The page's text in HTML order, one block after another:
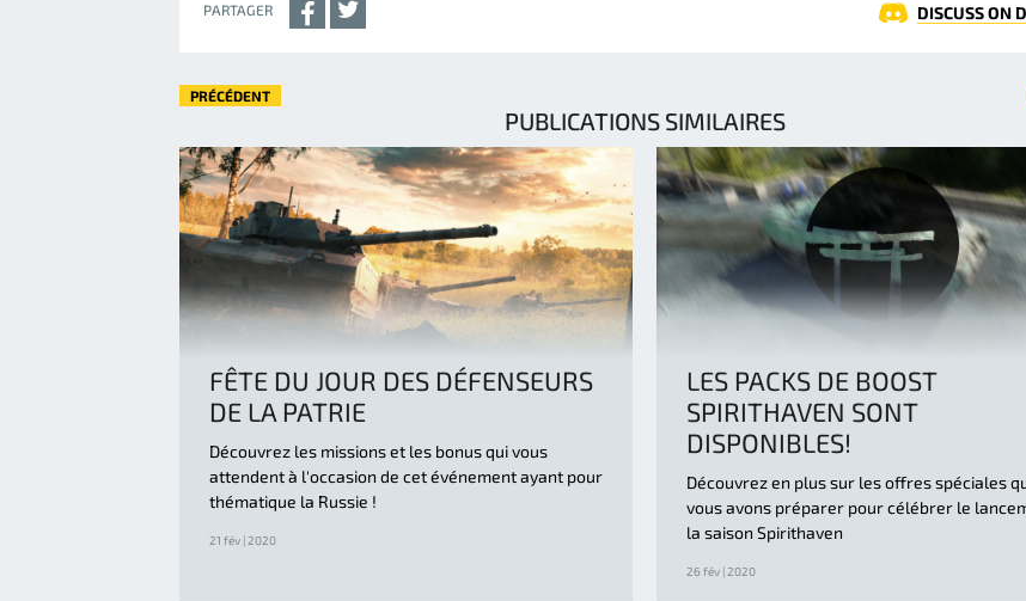
PARTAGER DISCUSS ON
PRÉCÉDENT
PUBLICATIONS SIMILAIRES
FÊTE DU JOUR DES DÉFENSEURS
DE LA PATRIE
Découvrez les missions et les bonus qui vous
attendent à l'occasion de cet événement ayant pour
thématique la Russie !
21 fév | 2020
LES PACKS DE BOOST
SPIRITHAVEN SONT
DISPONIBLES!
Découvrez en plus sur les offres spéciales
vous avons préparer pour célébrer le
la saison Spirithaven
26 fév | 2020